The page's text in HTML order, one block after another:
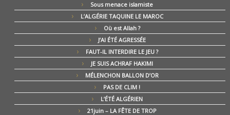
Sous menace islamiste
L’ALGÉRIE TAQUINE LE MAROC
Où est Allah ?
J’AI ÉTÉ AGRESSÉE
FAUT-IL INTERDIRE LE JEU ?
JE SUIS ACHRAF HAKIMI
MÉLENCHON BALLON D’OR
PAS DE CLIM !
L’ÉTÉ ALGÉRIEN
21juin – LA FÊTE DE TROP